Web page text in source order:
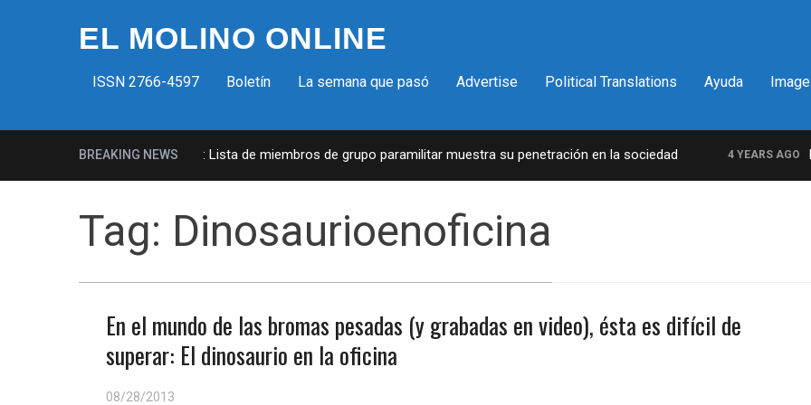
EL MOLINO ONLINE
ISSN 2766-4597 Boletín La semana que pasó Advertise Political Translations Ayuda
BREAKING NEWS
Milicias fascistas en EUA: Lista de miembros de grupo paramilitar muestra su penetración en la sociedad 4 YEARS AGO La
Tag: Dinosaurioenoficina
En el mundo de las bromas pesadas (y grabadas en video), ésta es difícil de
superar: El dinosaurio en la oficina
08/28/2013